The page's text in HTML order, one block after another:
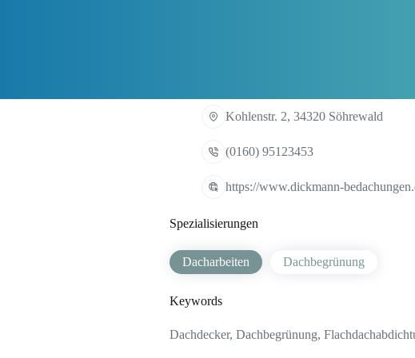
Kohlenstr. 2, 34320 Söhrewald
(0160) 95123453
https://www.dickmann-
Spezialisierungen
Dacharbeiten Dachbegrünung
Keywords
Dachdecker, Dachbegrünung,